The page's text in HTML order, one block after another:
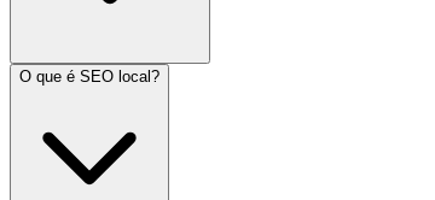
O que é SEO local?